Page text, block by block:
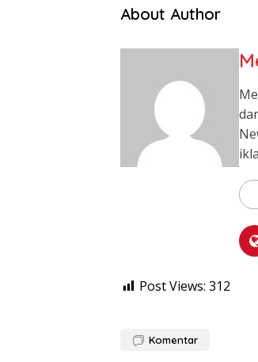
About Author
Post Views: 312
Komentar